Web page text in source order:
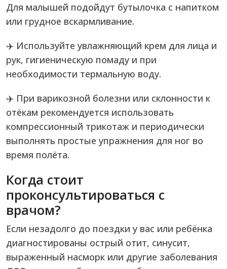
Для малышей подойдут бутылочка с напитком
или грудное вскармливание.
✈️ Используйте увлажняющий крем для лица и
рук, гигиеническую помаду и при
необходимости термальную воду.
✈️ При варикозной болезни или склонности к
отёкам рекомендуется использовать
компрессионный трикотаж и периодически
выполнять простые упражнения для ног во
время полёта.
Когда стоит
проконсультироваться с
врачом?
Если незадолго до поездки у вас или ребёнка
диагностированы острый отит, синусит,
выраженный насморк или другие заболевания